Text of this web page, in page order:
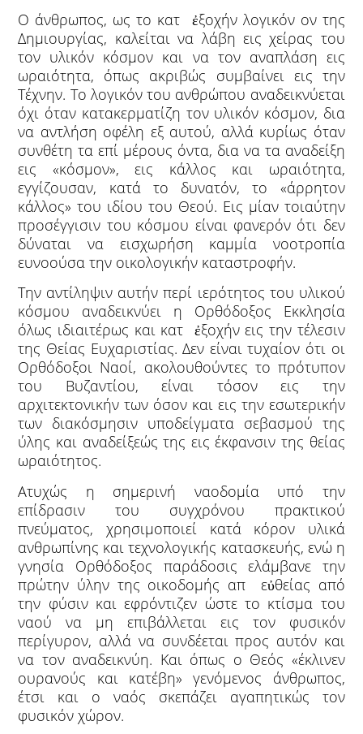
Ο άνθρωπος, ως το κατ ἐξοχήν λογικόν ον της
Δημιουργίας, καλείται να λάβη εις χείρας του
τον υλικόν κόσμον και να τον αναπλάση εις
ωραιότητα, όπως ακριβώς συμβαίνει εις την
Τέχνην. Το λογικόν του ανθρώπου αναδεικνύεται
όχι όταν κατακερματίζη τον υλικόν κόσμον, δια
να αντλήση οφέλη εξ αυτού, αλλά κυρίως όταν
συνθέτη τα επί μέρους όντα, δια να τα αναδείξη
εις «κόσμον», εις κάλλος και ωραιότητα,
εγγίζουσαν, κατά το δυνατόν, το «άρρητον
κάλλος» του ιδίου του Θεού. Εις μίαν τοιαύτην
προσέγγισιν του κόσμου είναι φανερόν ότι δεν
δύναται να εισχωρήση καμμία νοοτροπία
ευνοούσα την οικολογικήν καταστροφήν.
Την αντίληψιν αυτήν περί ιερότητος του υλικού
κόσμου αναδεικνύει η Ορθόδοξος Εκκλησία
όλως ιδιαιτέρως και κατ ἐξοχήν εις την τέλεσιν
της Θείας Ευχαριστίας. Δεν είναι τυχαίον ότι οι
Ορθόδοξοι Ναοί, ακολουθούντες το πρότυπον
του Βυζαντίου, είναι τόσον εις την
αρχιτεκτονικήν των όσον και εις την εσωτερικήν
των διακόσμησιν υποδείγματα σεβασμού της
ύλης και αναδείξεώς της εις έκφανσιν της θείας
ωραιότητος.
Ατυχώς η σημερινή ναοδομία υπό την
επίδρασιν του συγχρόνου πρακτικού
πνεύματος, χρησιμοποιεί κατά κόρον υλικά
ανθρωπίνης και τεχνολογικής κατασκευής, ενώ η
γνησία Ορθόδοξος παράδοσις ελάμβανε την
πρώτην ύλην της οικοδομής απ εὐθείας από
την φύσιν και εφρόντιζεν ώστε το κτίσμα του
ναού να μη επιβάλλεται εις τον φυσικόν
περίγυρον, αλλά να συνδέεται προς αυτόν και
να τον αναδεικνύη. Και όπως ο Θεός «έκλινεν
ουρανούς και κατέβη» γενόμενος άνθρωπος,
έτσι και ο ναός σκεπάζει αγαπητικώς τον
φυσικόν χώρον.